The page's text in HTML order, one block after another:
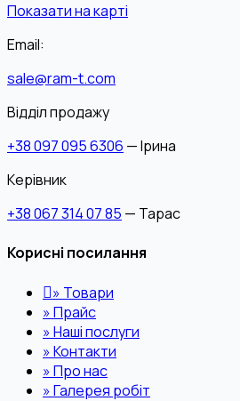
Показати на карті
Email:
sale@ram-t.com
Відділ продажу
+38 097 095 6306 — Ірина
Керівник
+38 067 314 07 85 — Тарас
Корисні посилання
» Товари
»Прайс
»Наші послуги
»Контакти
»Про нас
»Галерея робіт